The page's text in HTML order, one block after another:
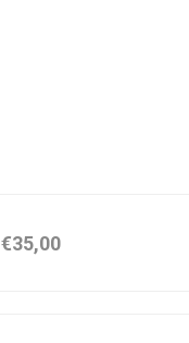
€35,00